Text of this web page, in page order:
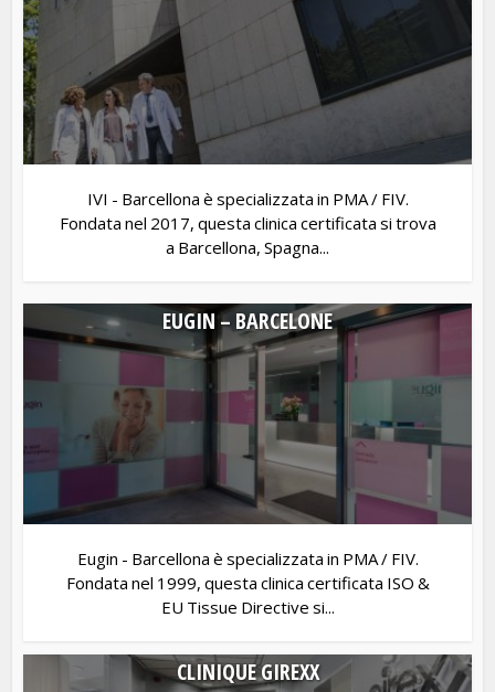
IVI - Barcellona è specializzata in PMA / FIV.
Fondata nel 2017, questa clinica certificata si trova
a Barcellona, Spagna...
EUGIN – BARCELONE
Eugin - Barcellona è specializzata in PMA / FIV.
Fondata nel 1999, questa clinica certificata ISO &
EU Tissue Directive si...
CLINIQUE GIREXX